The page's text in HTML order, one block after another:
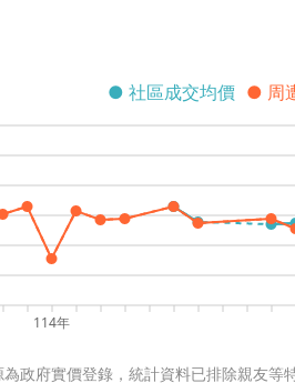
● 周
● 社區成交均價
114年
政府實價登錄，統計資料已排除親友